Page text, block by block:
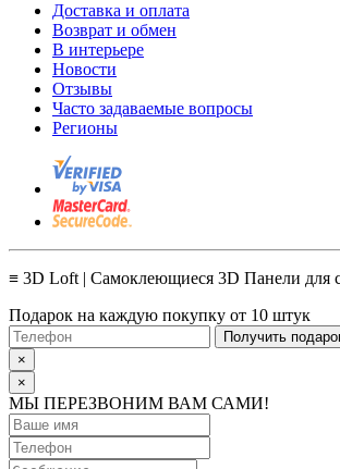
Доставка и оплата
Возврат и обмен
В интерьере
Новости
Отзывы
Часто задаваемые вопросы
Регионы
≡ 3D Loft | Самоклеющиеся 3D Панели для
Подарок на каждую покупку от 10 штук
Получить
×
×
МЫ ПЕРЕЗВОНИМ ВАМ САМИ!